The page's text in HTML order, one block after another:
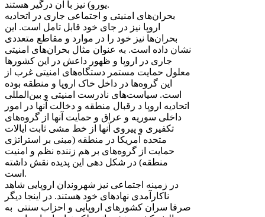
یورو) نیز با آن درگیر هستند.
بحران‌های امنیتی و اجتماعی جاری در اتحادیه
اروپا نیز در جای خود قابل تامل است. این
بحران‌ها نیز خود را در موارد و مقاطع متعددی
نشان داده است. به عنوان مثال بحران‌های امنیتی
جاری در اروپا و ظهور داعش در این کشورها
معلول حمایت مستمر دستگاه‌های امنیتی غرب از
این گروه‌ها در داخل خاک اروپا و منطقه بوده
است. سیاست‌های نادرست امنیتی و بین‌المللی
اتحادیه اروپا د رقبال منطقه و دخالت آنها در امور
داخلی سوریه و عراق و حمایت آنها از گروه‌های
تکفیری و پیروی آنها از خط مشی ثابت ایالات
متحده آمریکا در منطقه (مبنی بر استراتژی
حمایت از گروه‌های بر هم زننده نظم و امنیت
منطقه) در شکل دهی این پدیده نقش داشته
است.
در زمینه اجتماعی نیز شهروندان اروپایی شاهد
ناکارآمدی نهادهای خود هستند. در اینجا دیگر
صرفا سران کشورهای اروپایی و احزاب سنتی به